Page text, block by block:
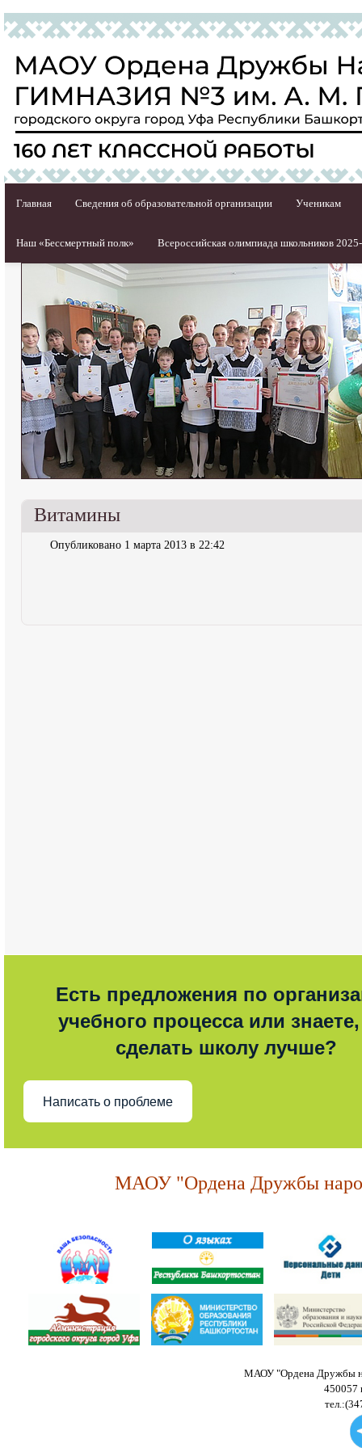
Главная Сведения об образовательной организации Ученикам
Наш «Бессмертный полк» Всероссийская олимпиада школьников
Витамины
Опубликовано 1 марта 2013 в 22:42
Есть предложения по
учебного процесса или знаете,
сделать школу лучше?
Написать о проблеме
МАОУ "Ордена Дружбы
МАОУ "Ордена Дружбы
450057